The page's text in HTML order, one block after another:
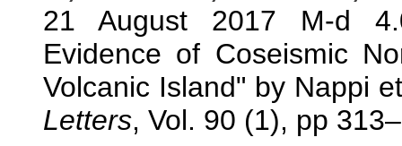
21 August 2017 M-d
Evidence of Coseismic
Volcanic Island" by Nappi
Letters, Vol. 90 (1), pp